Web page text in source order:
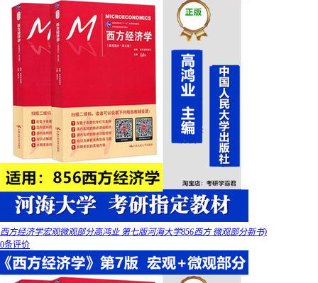
西方经济学宏观微观部分高鸿业 第七版河海大学856西方 微观部分新书)
0条评价